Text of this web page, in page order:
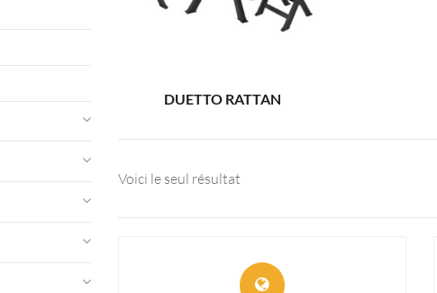
DUETTO RATTAN
Voici le seul résultat